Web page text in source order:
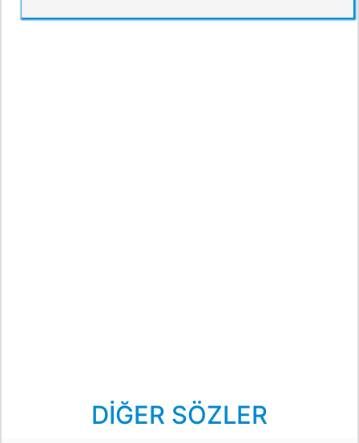
DİĞER SÖZLER